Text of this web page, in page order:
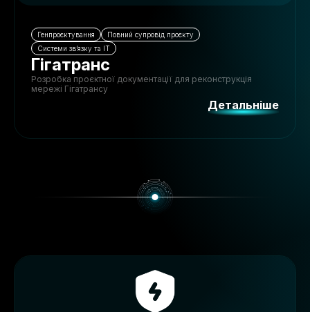
Генпроєктування
Повний супровід проєкту
Системи зв’язку та ІТ
Гігатранс
Розробка проєктної документації для реконструкція
мережі Гігатрансу
Детальніше